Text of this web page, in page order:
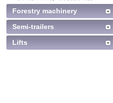
Forestry machinery
Semi-trailers
Lifts